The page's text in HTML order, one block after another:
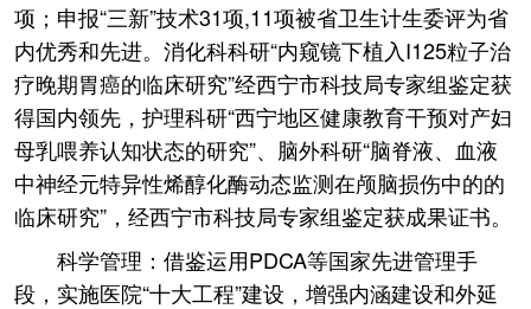
项；申报“三新”技术31项,11项被省卫生计生委评为省
内优秀和先进。消化科科研“内窥镜下植入I125粒子治
疗晚期胃癌的临床研究”经西宁市科技局专家组鉴定获
得国内领先，护理科研“西宁地区健康教育干预对产妇
母乳喂养认知状态的研究”、脑外科研“脑脊液、血液
中神经元特异性烯醇化酶动态监测在颅脑损伤中的的
临床研究”，经西宁市科技局专家组鉴定获成果证书。
科学管理：借鉴运用PDCA等国家先进管理手
段，实施医院“十大工程”建设，增强内涵建设和外延